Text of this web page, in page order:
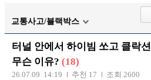
자
트럭/버스 항공/해운/철도
장착시공사진
교통사고/블랙박스
터널 안에서 하이빔 쏘고 클락
무슨 이유? (18)
26.07.09 14:19 추천 17 조회 2600